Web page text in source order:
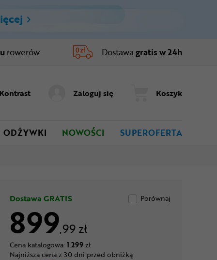
rowerów Dostawa gratis w 24h
Kontrast Zaloguj się Koszyk
ODŻYWKI NOWOŚCI SUPEROFERTA
Dostawa GRATIS Porównaj
899,99 zł
Cena katalogowa: 1 299zł
Najniższa cena z 30 dni przed obniżką